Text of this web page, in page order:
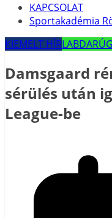
KAPCSOLAT
Sportakadémia
KIEMELT HÍR
Damsgaard
sérülés után
League-be